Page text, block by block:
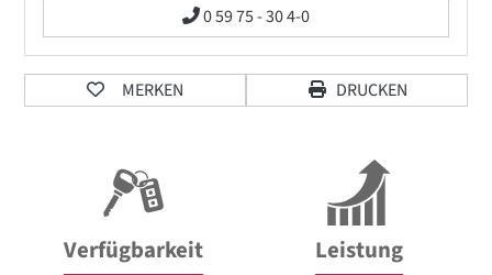
0 59 75 - 30 4-0
MERKEN DRUCKEN
Verfügbarkeit Leistung